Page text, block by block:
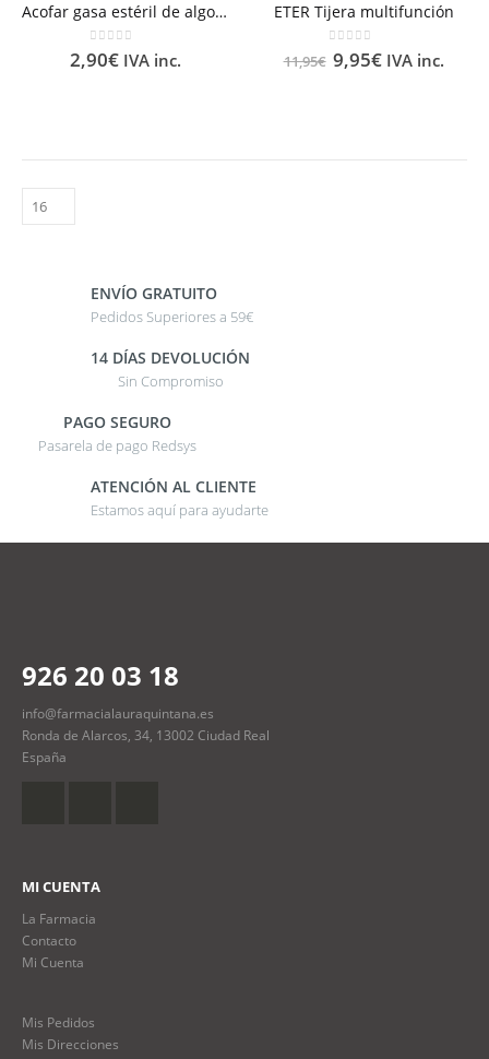
Acofar gasa estéril de algodón hidrófilo en compresas 50 U
0out of 5
2,90€ IVA inc.
ETER Tijera multifunción
0out of 5
11,95€ 9,95€ IVA inc.
ENVÍO GRATUITO
Pedidos Superiores a 59€
14 DÍAS DEVOLUCIÓN
Sin Compromiso
PAGO SEGURO
Pasarela de pago Redsys
ATENCIÓN AL CLIENTE
Estamos aquí para ayudarte
926 20 03 18
info@farmacialauraquintana.es
Ronda de Alarcos, 34, 13002 Ciudad Real
España
MI CUENTA
La Farmacia
Contacto
Mi Cuenta
Mis Pedidos
Mis Direcciones